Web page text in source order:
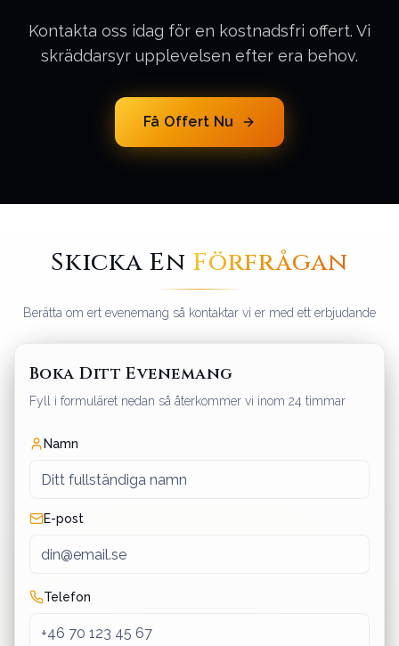
Kontakta oss idag för en kostnadsfri offert. Vi
skräddarsyr upplevelsen efter era behov.
Få Offert Nu
Skicka En Förfrågan
Berätta om ert evenemang så kontaktar vi er med ett erbjudande
Boka Ditt Evenemang
Fyll i formuläret nedan så återkommer vi inom 24 timmar
Namn
E-post
Telefon